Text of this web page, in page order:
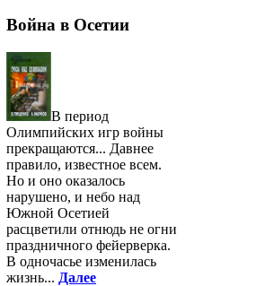
Война в Осетии
В период
Олимпийских игр войны
прекращаются... Давнее
правило, известное всем.
Но и оно оказалось
нарушено, и небо над
Южной Осетией
расцветили отнюдь не огни
праздничного фейерверка.
В одночасье изменилась
жизнь... Далее